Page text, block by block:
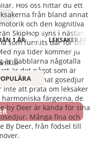
Hos oss hittar du ett
från bland annat
och den kognitiva
SkipHop syns i nästan
som funnits där för oss
nya tider kommer ju
är Babblarna någotalla
är det något som är
bland annat gosedjur
att prata om leksaker
färgerna, de
by Deer är kända för sina
Många fina och
By Deer, från födsel till
1 ÅR LEKSAKER